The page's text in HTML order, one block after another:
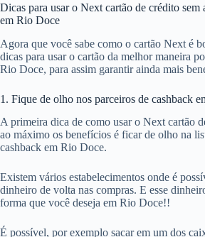
Dicas para usar o Next cartão de crédito sem
em Rio Doce
Agora que você sabe como o cartão Next é
dicas para usar o cartão da melhor maneira
Rio Doce, para assim garantir ainda mais
1. Fique de olho nos parceiros de cashback
A primeira dica de como usar o Next cartão
ao máximo os benefícios é ficar de olho na
cashback em Rio Doce.
Existem vários estabelecimentos onde é
dinheiro de volta nas compras. E esse
forma que você deseja em Rio Doce!!
É possível, por exemplo sacar em um dos